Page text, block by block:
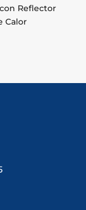
Reflector
Calor